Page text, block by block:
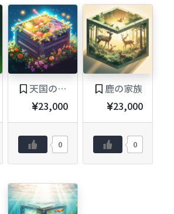
天国の果物
23,000
0
鹿の家族
23,000
0